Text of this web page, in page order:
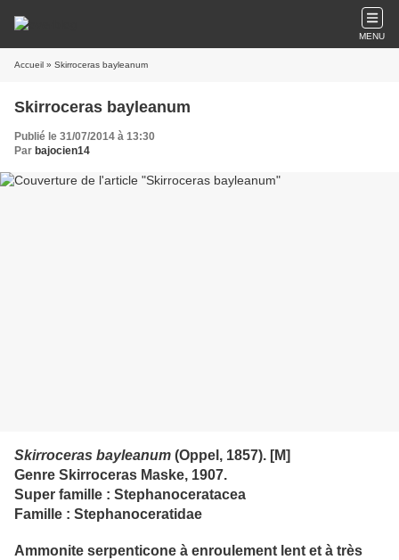
MENU
Accueil » Skirroceras bayleanum
Skirroceras bayleanum
Publié le 31/07/2014 à 13:30
Par bajocien14
Skirroceras bayleanum (Oppel, 1857). [M]
Genre Skirroceras Maske, 1907.
Super famille : Stephanoceratacea
Famille : Stephanoceratidae
Ammonite serpenticone à enroulement lent et à très